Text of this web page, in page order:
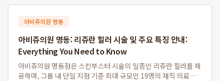
서 자동 저장 및 학생 자료 배포...
아비쥬의원 명동
아비쥬의원 명동: 리쥬란 힐러 시술 및 주요 특징 안내:
Everything You Need to Know
아비쥬의원 명동점은 스킨부스터 시술의 일종인 리쥬란 힐러를 제
공하며, 그룹 내 단일 지점 기준 최대 규모인 19명의 재직 의료진